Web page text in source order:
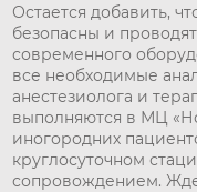
Остается добавить,
безопасны и
современного
все необходимые
анестезиолога и
выполняются в МЦ
иногородних
круглосуточном
сопровождением.